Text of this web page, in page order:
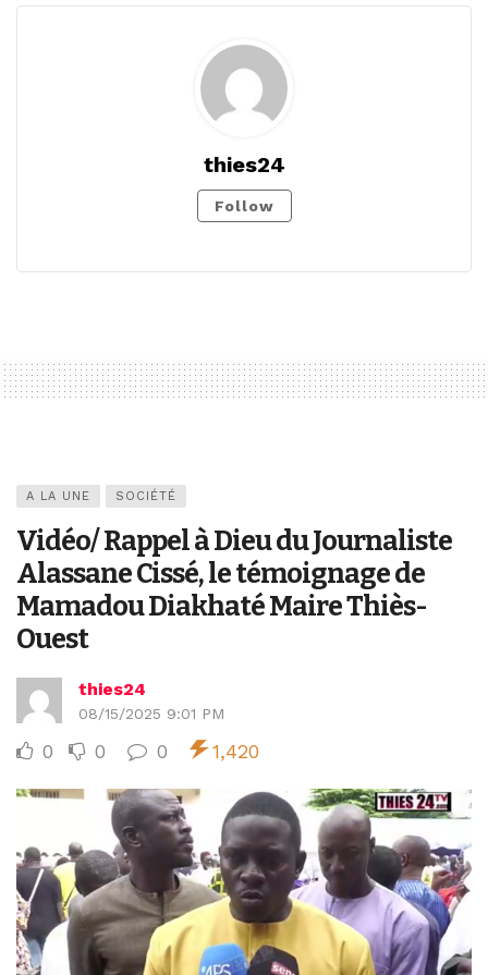
thies24
Follow
A LA UNE SOCIÉTÉ
Vidéo/ Rappel à Dieu du Journaliste
Alassane Cissé, le témoignage de
Mamadou Diakhaté Maire Thiès-
Ouest
thies24
08/15/2025 9:01 PM
0 0 0 1,420